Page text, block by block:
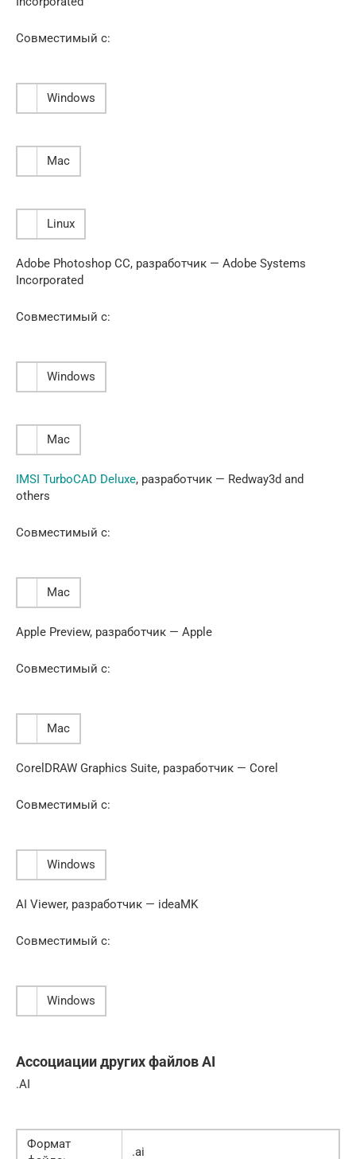
Совместимый с:
Windows
Mac
Linux
Adobe Photoshop CC, разработчик — Adobe Systems
Incorporated
Совместимый с:
Windows
Mac
IMSI TurboCAD Deluxe, разработчик — Redway3d and
others
Совместимый с:
Mac
Apple Preview, разработчик — Apple
Совместимый с:
Mac
CorelDRAW Graphics Suite, разработчик — Corel
Совместимый с:
Windows
AI Viewer, разработчик — ideaMK
Совместимый с:
Windows
Ассоциации других файлов AI
.AI
Формат
.ai